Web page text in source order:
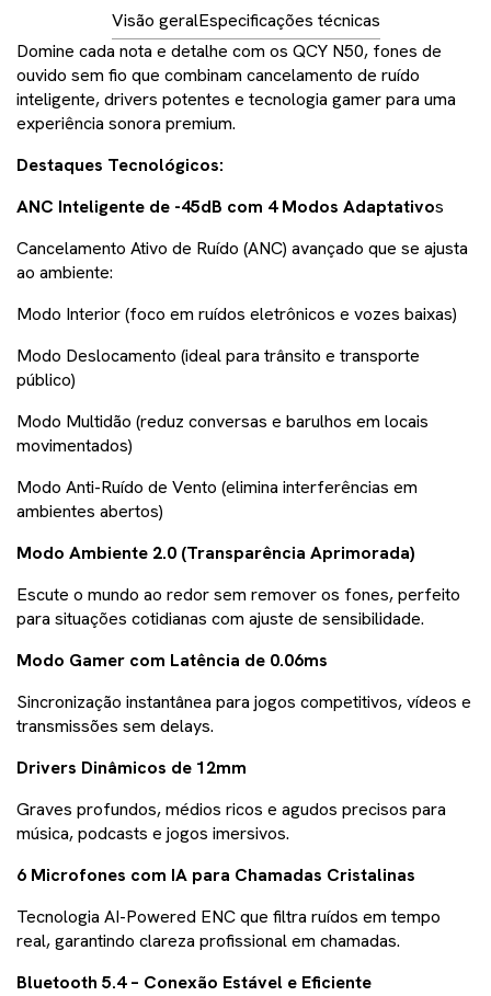
Visão geralEspecificações técnicas
Domine cada nota e detalhe com os QCY N50, fones de
ouvido sem fio que combinam cancelamento de ruído
inteligente, drivers potentes e tecnologia gamer para uma
experiência sonora premium.
Destaques Tecnológicos:
ANC Inteligente de -45dB com 4 Modos Adaptativos
Cancelamento Ativo de Ruído (ANC) avançado que se ajusta
ao ambiente:
Modo Interior (foco em ruídos eletrônicos e vozes baixas)
Modo Deslocamento (ideal para trânsito e transporte
público)
Modo Multidão (reduz conversas e barulhos em locais
movimentados)
Modo Anti-Ruído de Vento (elimina interferências em
ambientes abertos)
Modo Ambiente 2.0 (Transparência Aprimorada)
Escute o mundo ao redor sem remover os fones, perfeito
para situações cotidianas com ajuste de sensibilidade.
Modo Gamer com Latência de 0.06ms
Sincronização instantânea para jogos competitivos, vídeos e
transmissões sem delays.
Drivers Dinâmicos de 12mm
Graves profundos, médios ricos e agudos precisos para
música, podcasts e jogos imersivos.
6 Microfones com IA para Chamadas Cristalinas
Tecnologia AI-Powered ENC que filtra ruídos em tempo
real, garantindo clareza profissional em chamadas.
Bluetooth 5.4 – Conexão Estável e Eficiente